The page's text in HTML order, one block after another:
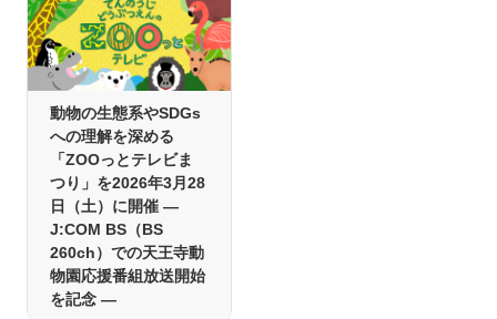
動物の生態系やSDGs
への理解を深める
「ZOOっとテレビま
つり」を2026年3月28
日（土）に開催 ―
J:COM BS（BS
260ch）での天王寺動
物園応援番組放送開始
を記念 ―